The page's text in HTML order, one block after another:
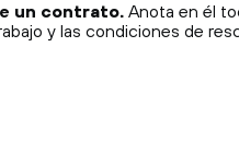
un contrato. Anota en él
y las condiciones de